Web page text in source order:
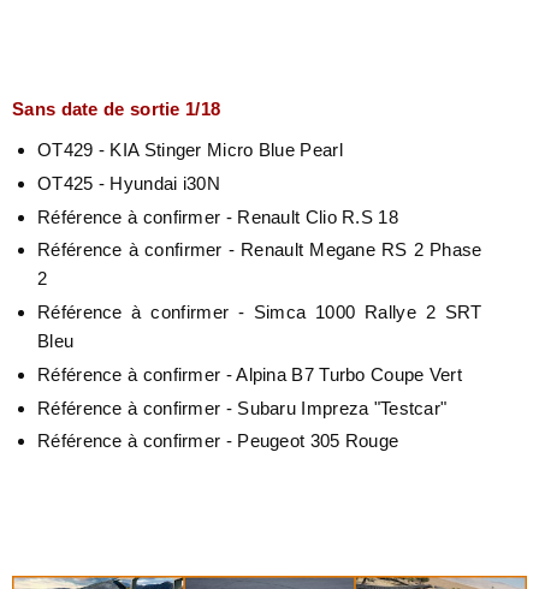
Sans date de sortie 1/18
OT429 - KIA Stinger Micro Blue Pearl
OT425 - Hyundai i30N
Référence à confirmer - Renault Clio R.S 18
Référence à confirmer - Renault Megane RS 2 Phase
2
Référence à confirmer - Simca 1000 Rallye 2 SRT
Bleu
Référence à confirmer - Alpina B7 Turbo Coupe Vert
Référence à confirmer - Subaru Impreza "Testcar"
Référence à confirmer - Peugeot 305 Rouge